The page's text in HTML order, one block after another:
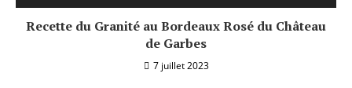
Recette du Granité au Bordeaux Rosé du Château
de Garbes
7 juillet 2023